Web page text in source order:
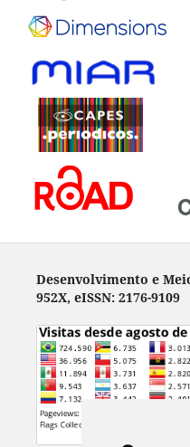
Desenvolvimento e
952X, eISSN: 2176-9109